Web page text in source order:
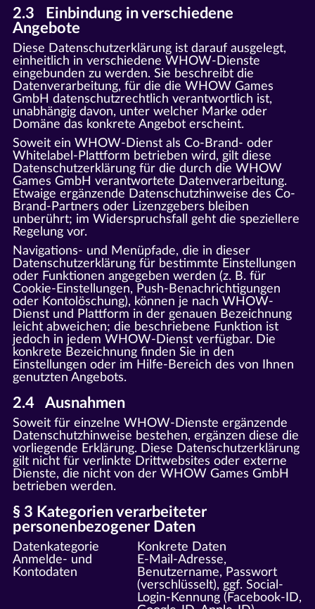
2.3 Einbindung in verschiedene
Angebote
Diese Datenschutzerklärung ist darauf ausgelegt,
einheitlich in verschiedene WHOW-Dienste
eingebunden zu werden. Sie beschreibt die
Datenverarbeitung, für die die WHOW Games
GmbH datenschutzrechtlich verantwortlich ist,
unabhängig davon, unter welcher Marke oder
Domäne das konkrete Angebot erscheint.
Soweit ein WHOW-Dienst als Co-Brand- oder
Whitelabel-Plattform betrieben wird, gilt diese
Datenschutzerklärung für die durch die WHOW
Games GmbH verantwortete Datenverarbeitung.
Etwaige ergänzende Datenschutzhinweise des Co-
Brand-Partners oder Lizenzgebers bleiben
unberührt; im Widerspruchsfall geht die speziellere
Regelung vor.
Navigations- und Menüpfade, die in dieser
Datenschutzerklärung für bestimmte Einstellungen
oder Funktionen angegeben werden (z. B. für
Cookie-Einstellungen, Push-Benachrichtigungen
oder Kontolöschung), können je nach WHOW-
Dienst und Plattform in der genauen Bezeichnung
leicht abweichen; die beschriebene Funktion ist
jedoch in jedem WHOW-Dienst verfügbar. Die
konkrete Bezeichnung finden Sie in den
Einstellungen oder im Hilfe-Bereich des von Ihnen
genutzten Angebots.
2.4 Ausnahmen
Soweit für einzelne WHOW-Dienste ergänzende
Datenschutzhinweise bestehen, ergänzen diese die
vorliegende Erklärung. Diese Datenschutzerklärung
gilt nicht für verlinkte Drittwebsites oder externe
Dienste, die nicht von der WHOW Games GmbH
betrieben werden.
§ 3 Kategorien verarbeiteter
personenbezogener Daten
Datenkategorie
Konkrete Daten
Anmelde- und
Kontodaten
E-Mail-Adresse,
Benutzername, Passwort
(verschlüsselt), ggf. Social-
Login-Kennung (Facebook-ID,